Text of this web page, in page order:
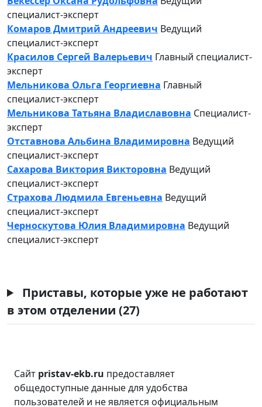
специалист-эксперт
Комаров Дмитрий Андреевич Ведущий
специалист-эксперт
Красилов Сергей Валерьевич Главный специалист-
эксперт
Мельникова Ольга Георгиевна Главный
специалист-эксперт
Мельникова Татьяна Владиславовна Специалист-
эксперт
Отставнова Альбина Владимировна Ведущий
специалист-эксперт
Сахарова Виктория Викторовна Ведущий
специалист-эксперт
Страхова Людмила Евгеньевна Ведущий
специалист-эксперт
Черноскутова Юлия Владимировна Ведущий
специалист-эксперт
Приставы, которые уже не работают
в этом отделении (27)
Сайт pristav-ekb.ru предоставляет
общедоступные данные для удобства
пользователей и не является официальным